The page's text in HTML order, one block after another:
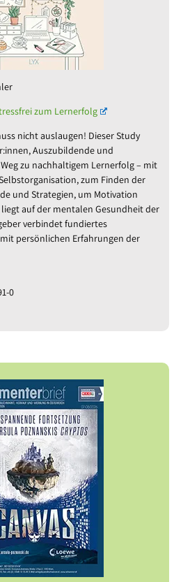
zum Lernerfolg
nicht auslaugen! Dieser Study
Auszubildende und
zu nachhaltigem Lernerfolg – mit
zum Finden der
und Strategien, um Motivation
auf der mentalen Gesundheit der
verbindet fundiertes
persönlichen Erfahrungen der
0